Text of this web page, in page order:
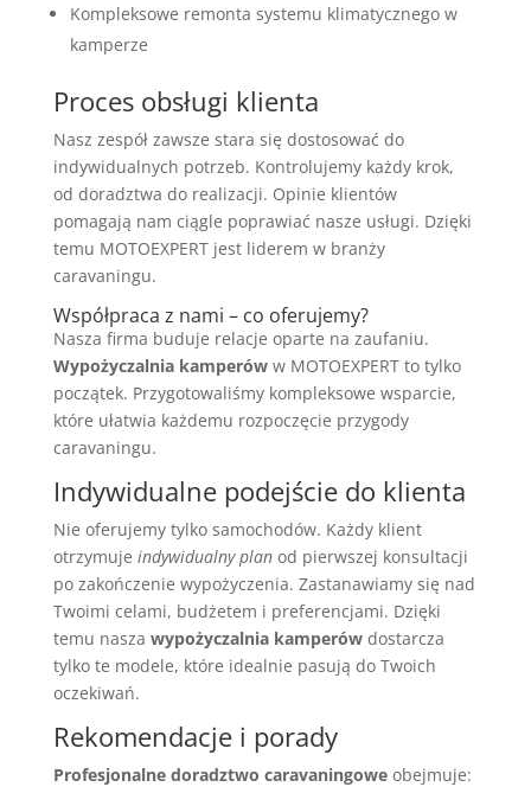
Kompleksowe remonta systemu klimatycznego w
kamperze
Proces obsługi klienta
Nasz zespół zawsze stara się dostosować do
indywidualnych potrzeb. Kontrolujemy każdy krok,
od doradztwa do realizacji. Opinie klientów
pomagają nam ciągle poprawiać nasze usługi. Dzięki
temu MOTOEXPERT jest liderem w branży
caravaningu.
Współpraca z nami – co oferujemy?
Nasza firma buduje relacje oparte na zaufaniu.
Wypożyczalnia kamperóww MOTOEXPERT to tylko
początek. Przygotowaliśmy kompleksowe wsparcie,
które ułatwia każdemu rozpoczęcie przygody
caravaningu.
Indywidualne podejście do klienta
Nie oferujemy tylko samochodów. Każdy klient
otrzymuje indywidualny planod pierwszej konsultacji
po zakończenie wypożyczenia. Zastanawiamy się nad
Twoimi celami, budżetem i preferencjami. Dzięki
temu nasza wypożyczalnia kamperówdostarcza
tylko te modele, które idealnie pasują do Twoich
oczekiwań.
Rekomendacje i porady
Profesjonalne doradztwo caravaningoweobejmuje: